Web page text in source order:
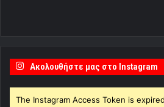
Ακολουθήστε μας στο Instagram
The Instagram Access Token is